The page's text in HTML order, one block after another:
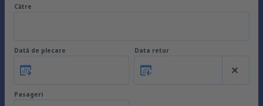
Către
Dată de plecare Data retur
Pasageri